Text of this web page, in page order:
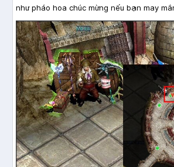
như pháo hoa chúc mừng nếu bạn may